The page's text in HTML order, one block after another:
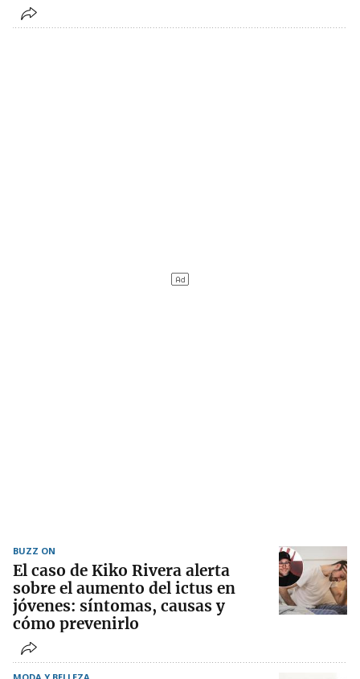
BUZZ ON
El caso de Kiko Rivera alerta
sobre el aumento del ictus en
jóvenes: síntomas, causas y
cómo prevenirlo